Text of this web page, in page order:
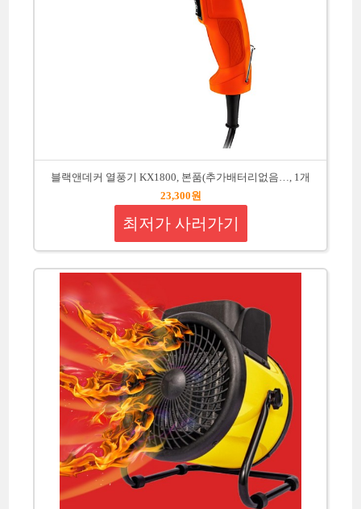
블랙앤데커 열풍기 KX1800, 본품(추가배터리없음…, 1개
23,300원
최저가 사러가기